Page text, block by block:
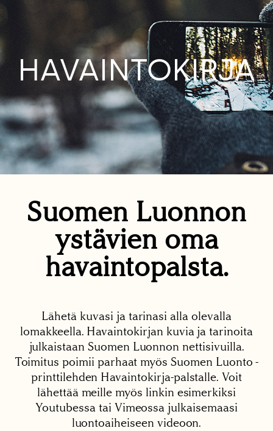
HAVAINTOKIRJA
Suomen Luonnon
ystävien oma
havaintopalsta.
Lähetä kuvasi ja tarinasi alla olevalla
lomakkeella. Havaintokirjan kuvia ja tarinoita
julkaistaan Suomen Luonnon nettisivuilla.
Toimitus poimii parhaat myös Suomen Luonto -
printtilehden Havaintokirja-palstalle. Voit
lähettää meille myös linkin esimerkiksi
Youtubessa tai Vimeossa julkaisemaasi
luontoaiheiseen videoon.